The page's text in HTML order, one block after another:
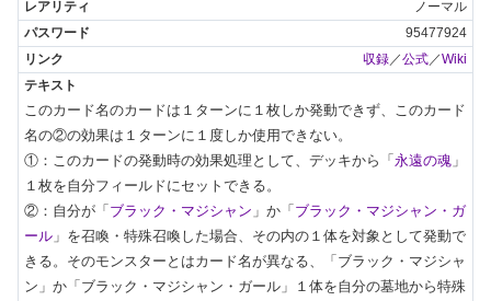
ノーマル
95477924
収録／公式／Wiki
このカード名のカードは１ターンに１枚しか発動できず、このカード
名の②の効果は１ターンに１度しか使用できない。
①：このカードの発動時の効果処理として、デッキから「 永遠の魂 」
１枚を自分フィールドにセットできる。
②：自分が「 ブラック・マジシャン 」か「 ブラック・マジシャン・ガ
ール 」を召喚・特殊召喚した場合、その内の１体を対象として発動で
きる。そのモンスターとはカード名が異なる、「ブラック・マジシャ
ン」か「ブラック・マジシャン・ガール」１体を自分の墓地から特殊